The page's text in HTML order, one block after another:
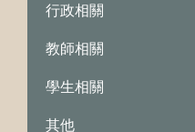
行政相關
教師相關
學生相關
其他